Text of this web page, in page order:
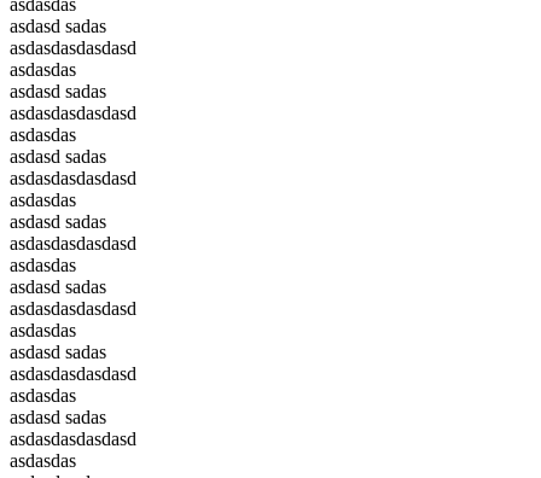
asdasdas
asdasd sadas
asdasdasdasdasd
asdasdas
asdasd sadas
asdasdasdasdasd
asdasdas
asdasd sadas
asdasdasdasdasd
asdasdas
asdasd sadas
asdasdasdasdasd
asdasdas
asdasd sadas
asdasdasdasdasd
asdasdas
asdasd sadas
asdasdasdasdasd
asdasdas
asdasd sadas
asdasdasdasdasd
asdasdas